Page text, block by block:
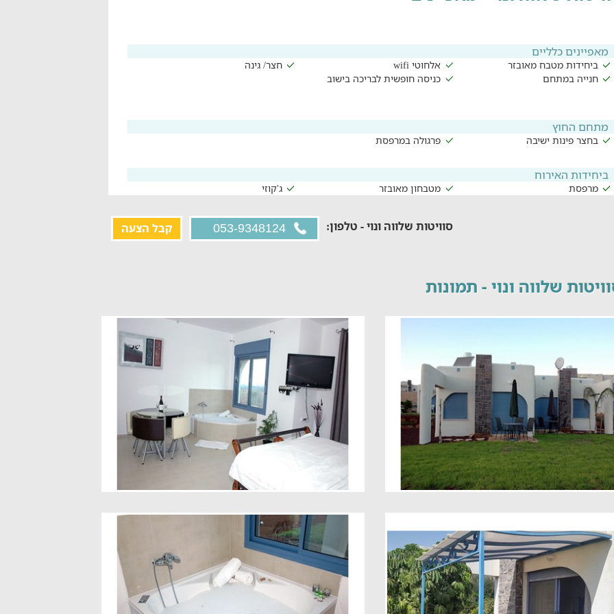
מאפיינים כלליים
ביחידות מטבח מאובזר אלחוטי wifi
חצר/ גינה
חנייה במתחם
כניסה חופשית לבריכה בישוב
מתחם החוץ
בחצר פינות ישיבה פרגולה במרפסת
ביחידות האירוח
מרפסת מטבחון מאובזר ג'קוזי
קבל הצעה סוויטות שלווה ונוי - טלפון:
שלווה ונוי - תמונות